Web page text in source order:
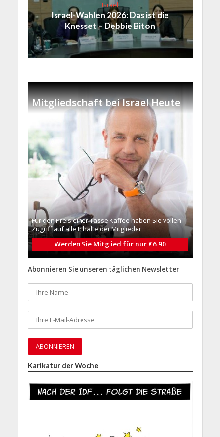
Israel
Israel-Wahlen 2026: Das ist die
Knesset – Debbie Biton
Mitgliedschaft bei Israel Heute
Für den Preis einer Tasse Kaffee haben Sie vollen
Zugriff auf alle Inhalte der Mitglieder
Werden Sie Mitglied für nur €6.90
Abonnieren Sie unseren täglichen Newsletter
Karikatur der Woche